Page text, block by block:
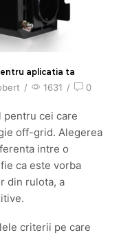
aplicatia ta
/ 1631 / 0
cei care
off-grid. Alegerea
intre o
ca este vorba
din rulota, a
criterii pe care